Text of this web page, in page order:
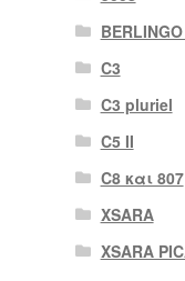
C3
C3 pluriel
C5 II
C8 και 807
XSARA
XSARA